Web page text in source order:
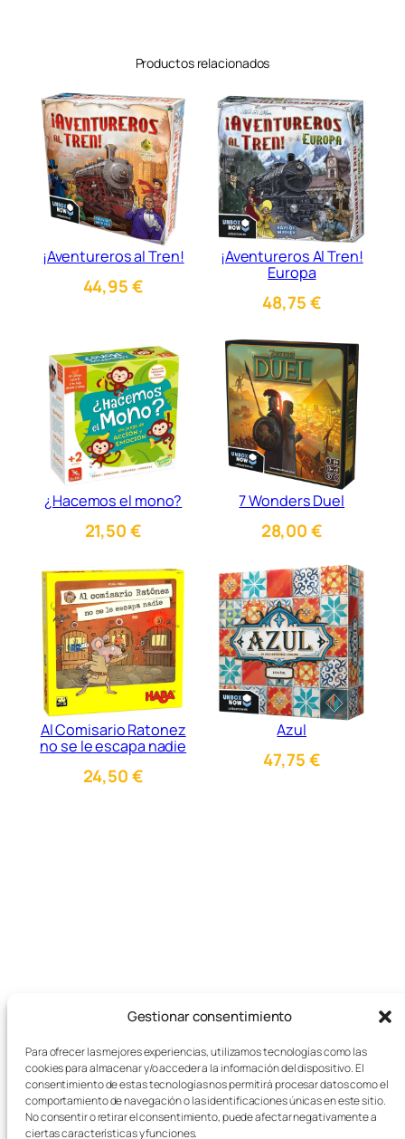
Gestionar consentimiento
Para ofrecer las mejores experiencias, utilizamos tecnologías como las
cookies para almacenar y/o acceder a la información del dispositivo. El
consentimiento de estas tecnologías nos permitirá procesar datos como el
comportamiento de navegación o las identificaciones únicas en este sitio.
No consentir o retirar el consentimiento, puede afectar negativamente a
ciertas características y funciones.
Productos relacionados
¡Aventureros al Tren!
44,95€
¡Aventureros Al Tren!
Europa
48,75€
¿Hacemos el mono?
21,50€
7 Wonders Duel
28,00€
Al Comisario Ratonez
no se le escapa nadie
24,50€
Azul
47,75€
Tienda de juegos de mesa, juegos